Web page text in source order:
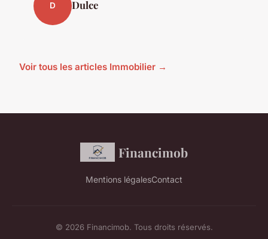
D Dulce
Voir tous les articles Immobilier →
Financimob
Mentions légalesContact
© 2026 Financimob. Tous droits réservés.